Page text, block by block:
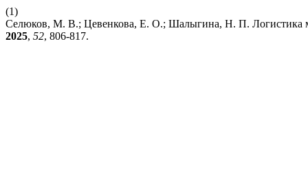
(1)
Селюков, М. В.; Цевенкова, Е. О.; Шалыгина, Н. П. Логистика
2025, 52, 806-817.